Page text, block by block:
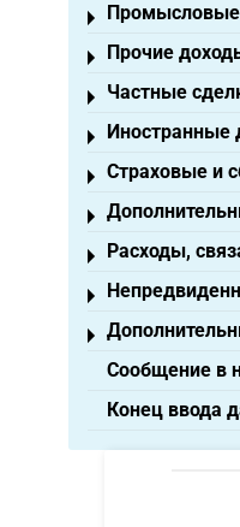
Промысловые
Toggle menu
Прочие
Toggle menu
Частные
Toggle menu
Иностранные
Toggle menu
Страховые и
Toggle menu
Toggle menu
Расходы,
Toggle menu
Toggle menu
Toggle menu
Сообщение в
Конец ввода